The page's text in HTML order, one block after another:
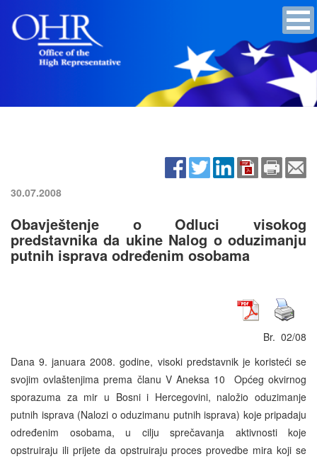
30.07.2008
Obavještenje o Odluci visokog
predstavnika da ukine Nalog o oduzimanju
putnih isprava određenim osobama
Br. 02/08
Dana 9. januara 2008. godine, visoki predstavnik je koristeći se
svojim ovlaštenjima prema članu V Aneksa 10 Općeg okvirnog
sporazuma za mir u Bosni i Hercegovini, naložio oduzimanje
putnih isprava (Nalozi o oduzimanu putnih isprava) koje pripadaju
određenim osobama, u cilju sprečavanja aktivnosti koje
opstruiraju ili prijete da opstruiraju proces provedbe mira koji se